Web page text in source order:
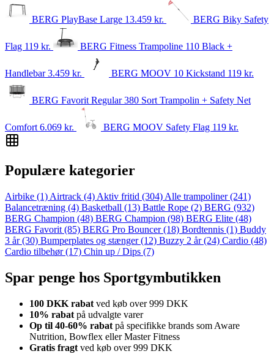
BERG PlayBase Large 13.459 kr. BERG Biky Safety
Flag 119 kr. BERG Fitness Trampoline 110 Black +
Handlebar3.459 kr. BERG MOOV 10 Kickstand 119 kr.
BERG Favorit Regular 380 Sort Trampolin + Safety Net
Comfort 6.069 kr. BERG MOOV Safety Flag 119 kr.
Populære kategorier
Airbike (1) Airtrack (4) Aktiv fritid (304) Alle trampoliner(241)
Balancetræning (4) Basketball (13) Battle Rope (2) BERG (932)
BERG Champion (48) BERG Champion (98) BERG Elite (48)
BERG Favorit (85) BERG Pro Bouncer(18) Bordtennis (1) Buddy
3 år(30) Bumperplates og stænger(12) Buzzy 2 år(24) Cardio (48)
Cardio tilbehør(17) Chin up / Dips (7)
Spar penge hos Sportgymbutikken
100 DKK rabat ved køb over 999 DKK
10% rabat på udvalgte varer
Op til 40-60% rabat på specifikke brands som Aware
Nutrition, Bowflex eller Master Fitness
Gratis fragt ved køb over 999 DKK